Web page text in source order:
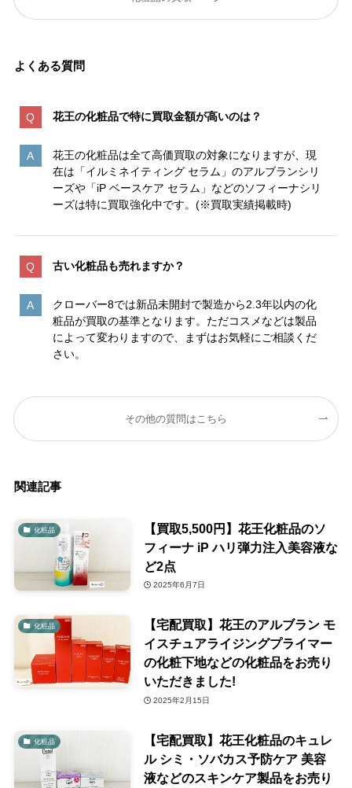
よくある質問
花王の化粧品で特に買取金額が高いのは？
花王の化粧品は全て高価買取の対象になりますが、現
在は「イルミネイティング セラム」のアルブランシリ
ーズや「iP ベースケア セラム」などのソフィーナシリ
ーズは特に買取強化中です。(※買取実績掲載時)
古い化粧品も売れますか？
クローバー8では新品未開封で製造から2.3年以内の化
粧品が買取の基準となります。ただコスメなどは製品
によって変わりますので、まずはお気軽にご相談くだ
さい。
その他の質問はこちら
関連記事
化粧品
【買取5,500円】花王化粧品のソ
フィーナ iP ハリ弾力注入美容液な
ど2点
2025年6月7日
化粧品
【宅配買取】花王のアルブラン モ
イスチュアライジングプライマー
の化粧下地などの化粧品をお売り
いただきました!
2025年2月15日
化粧品
【宅配買取】花王化粧品のキュレ
ル シミ・ソバカス予防ケア 美容
液などのスキンケア製品をお売り